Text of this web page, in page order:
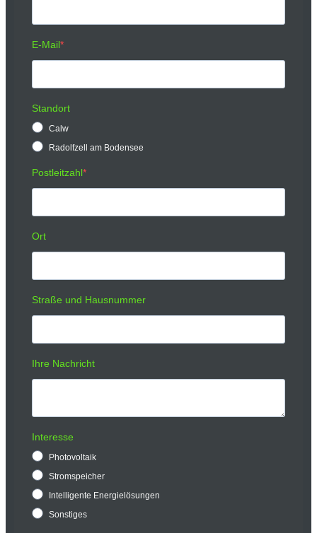
E-Mail
Standort
Calw
Radolfzell am Bodensee
Postleitzahl
Ort
Straße und Hausnummer
Ihre Nachricht
Interesse
Photovoltaik
Stromspeicher
Intelligente Energielösungen
Sonstiges